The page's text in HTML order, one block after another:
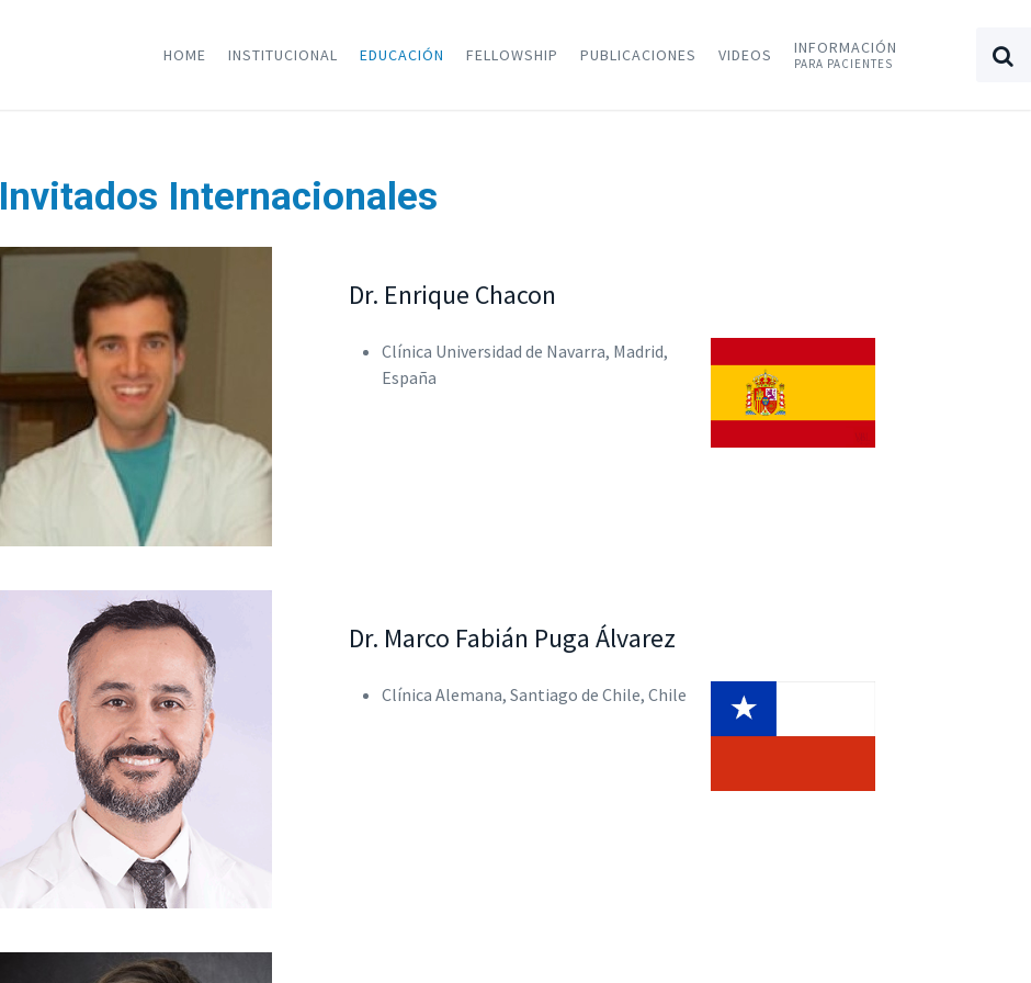
HOME INSTITUCIONAL EDUCACIÓN FELLOWSHIP PUBLICACIONES VIDEOS INFORMACIÓN
PARA PACIENTES
Invitados Internacionales
Dr. Enrique Chacon
Clínica Universidad de Navarra, Madrid,
España
Dr. Marco Fabián Puga Álvarez
Clínica Alemana, Santiago de Chile, Chile